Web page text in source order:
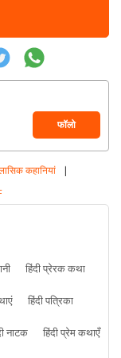
फॉलो
कहानियां |
हिंदी प्रेरक कथा
हिंदी पत्रिका
नाटक
हिंदी प्रेम कथाएँ